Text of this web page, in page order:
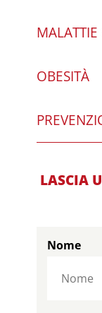
OBESITÀ
LASCIA
Nome